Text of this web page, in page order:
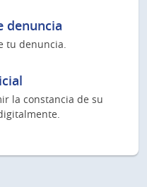
denuncia
tu denuncia.
la constancia de su